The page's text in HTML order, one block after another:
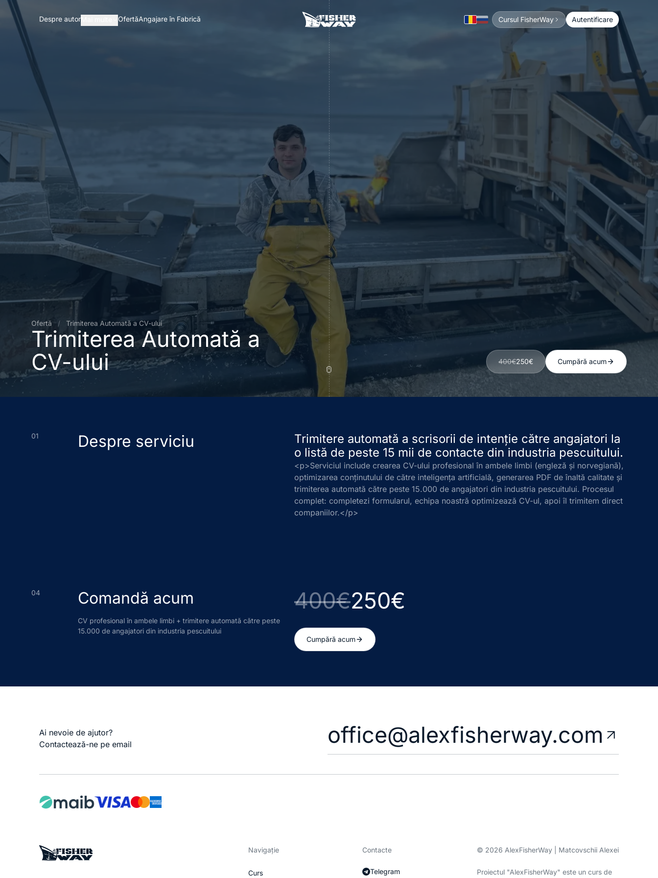
Despre autor OfertăAngajare în Fabrică Cursul FisherWay Autentificare
Ofertă / Trimiterea Automată a CV-ului
Trimiterea Automată a
CV-ului
400€250€ Cumpără acum
01 Despre serviciu
Trimitere automată a scrisorii de intenție către angajatori la
o listă de peste 15 mii de contacte din industria pescuitului.
<p>Serviciul include crearea CV-ului profesional în ambele limbi (engleză și norvegiană),
optimizarea conținutului de către inteligența artificială, generarea PDF de înaltă calitate și
trimiterea automată către peste 15.000 de angajatori din industria pescuitului. Procesul
complet: completezi formularul, echipa noastră optimizează CV-ul, apoi îl trimitem direct
companiilor.</p>
04 Comandă acum
CV profesional în ambele limbi + trimitere automată către peste
15.000 de angajatori din industria pescuitului
400€250€
Cumpără acum
Ai nevoie de ajutor?
Contactează-ne pe email
office@alexfisherway.com
Navigație
Curs
Contacte
Telegram
© 2026 AlexFisherWay | Matcovschii Alexei
Proiectul "AlexFisherWay" este un curs de